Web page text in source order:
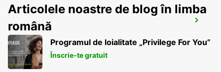
DIEZ
DIEZ/LAHN - GERMANY
Articolele noastre de blog în limba
română
Programul de loialitate „Privilege For You”
Înscrie-te gratuit